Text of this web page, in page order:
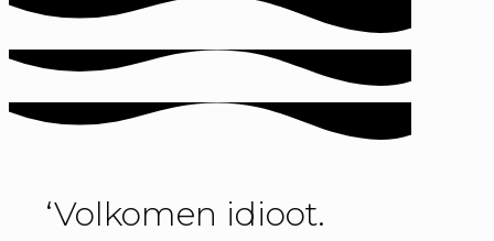
‘Volkomen idioot.